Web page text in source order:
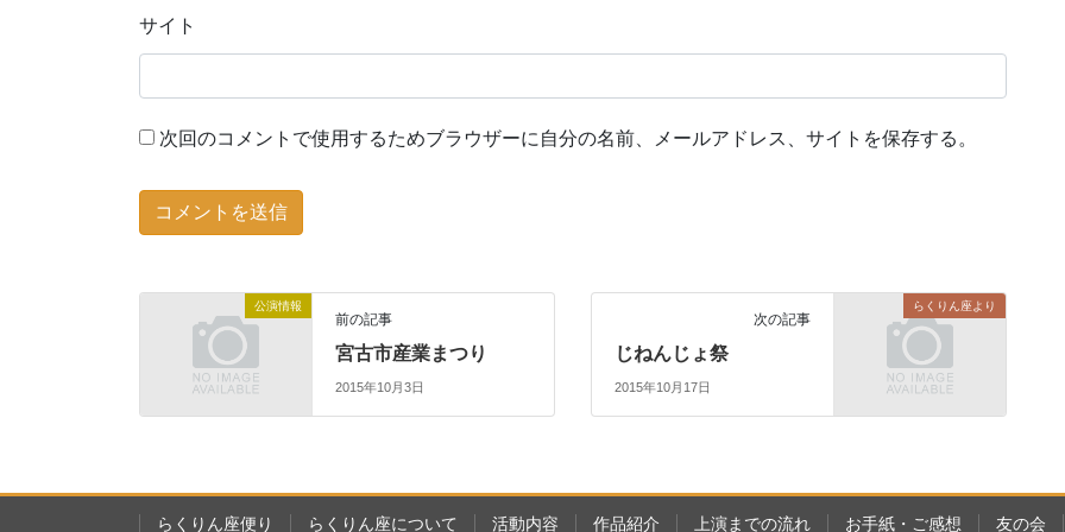
サイト
次回のコメントで使用するためブラウザーに自分の名前、メールアドレス、サイトを保存する。
公演情報
前の記事
宮古市産業まつり
2015年10月3日
らくりん座より
次の記事
じねんじょ祭
2015年10月17日
らくりん座便り らくりん座について 活動内容 作品紹介 上演までの流れ お手紙・ご感想 友の会